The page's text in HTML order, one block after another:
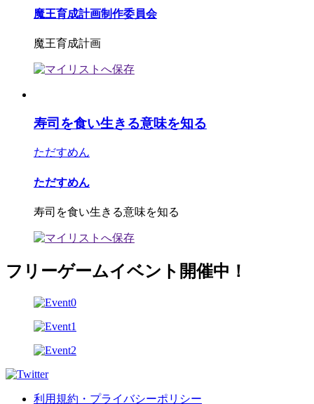
魔王育成計画制作委員会
魔王育成計画
寿司を食い生きる意味を知る
ただすめん
ただすめん
寿司を食い生きる意味を知る
フリーゲームイベント開催中！
利用規約・プライバシーポリシー